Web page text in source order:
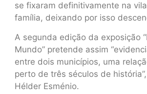
se fixaram definitivamente na
família, deixando por isso
A segunda edição da exposição
Mundo” pretende assim
entre dois municípios, uma
perto de três séculos de
Hélder Esménio.